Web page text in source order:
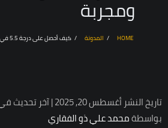
ومجربة
HOME المدونة كيف أحصل على درجة 5.5 في اختبار الآيلتس؟ نصائح عملية ومجربة
بواسطةمحمد علي ذو الفقاري